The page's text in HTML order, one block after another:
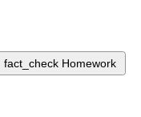
fact_check Homework